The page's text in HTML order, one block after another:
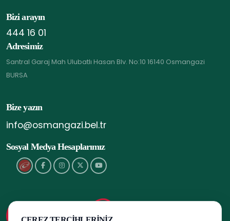
Bizi arayın
444 16 01
Adresimiz
Santral Garaj Mah Ulubatlı Hasan Blv. No:10 16140 Osmangazi
BURSA
Bize yazın
info@osmangazi.bel.tr
Sosyal Medya Hesaplarımız